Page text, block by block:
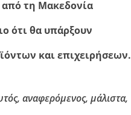
από τη Μακεδονία
ότι θα υπάρξουν
και επιχειρήσεων.
αναφερόμενος, μάλιστα,